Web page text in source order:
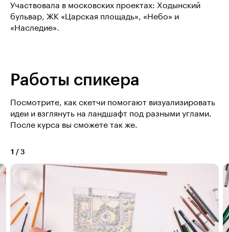
Участвовала в московских проектах: Ходынский
бульвар, ЖК «Царская площадь», «Небо» и
«Наследие».
Работы спикера
Посмотрите, как скетчи помогают визуализировать
идеи и взглянуть на ландшафт под разными углами.
После курса вы сможете так же.
1 / 3